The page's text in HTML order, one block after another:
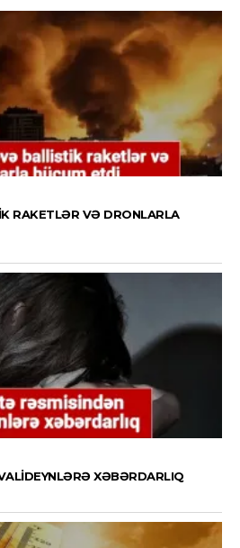
RAKETLƏR VƏ DRONLARLA
XƏBƏRDARLIQ